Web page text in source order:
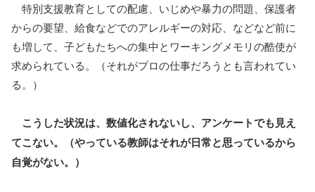
特別支援教育としての配慮、いじめや暴力の問題、保護者
からの要望、給食などでのアレルギーの対応、などなど前に
も増して、子どもたちへの集中とワーキングメモリの酷使が
求められている。（それがプロの仕事だろうとも言われてい
る。）
こうした状況は、数値化されないし、アンケートでも見え
てこない。（やっている教師はそれが日常と思っているから
自覚がない。）